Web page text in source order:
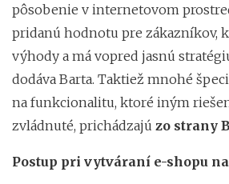
pôsobenie v internetovom
pridanú hodnotu pre zákazníkov,
výhody a má vopred jasnú
dodáva Barta. Taktiež mnohé
na funkcionalitu, ktoré iným
zvládnuté, prichádzajú zo strany
Postup pri vytváraní e-shopu